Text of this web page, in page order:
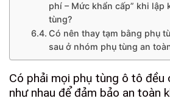
phí – Mức khẩn cấp” khi lập
tùng?
Có nên thay tạm bằng phụ
sau ở nhóm phụ tùng an
Có phải mọi phụ tùng ô tô đều
như nhau để đảm bảo an toàn